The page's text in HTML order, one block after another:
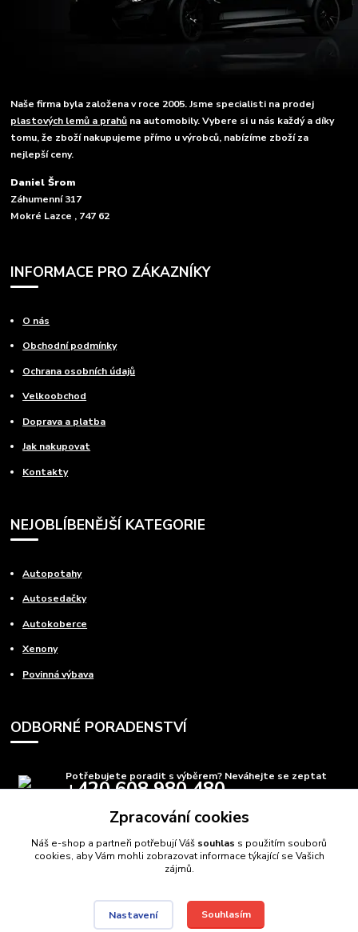
Naše firma byla založena v roce 2005. Jsme specialisti na prodej
plastových lemů a prahů na automobily. Vybere si u nás každý a díky
tomu, že zboží nakupujeme přímo u výrobců, nabízíme zboží za
nejlepší ceny.
Daniel Šrom
Záhumenní 317
Mokré Lazce , 747 62
INFORMACE PRO ZÁKAZNÍKY
O nás
Obchodní podmínky
Ochrana osobních údajů
Velkoobchod
Doprava a platba
Jak nakupovat
Kontakty
NEJOBLÍBENĚJŠÍ KATEGORIE
Autopotahy
Autosedačky
Autokoberce
Xenony
Povinná výbava
ODBORNÉ PORADENSTVÍ
Potřebujete poradit s výběrem? Neváhejte se zeptat
+420 608 980 480
info@autods.cz
Autodíly Ostrava// Navštivte také:Domečkové postele
Zpracování cookies
Náš e-shop a partneři potřebují Váš souhlas s použitím souborů
cookies, aby Vám mohli zobrazovat informace týkající se Vašich
zájmů.
Nastavení Souhlasím